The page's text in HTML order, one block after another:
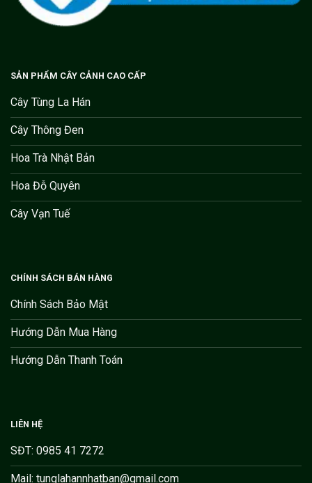
SẢN PHẨM CÂY CẢNH CAO CẤP
Cây Tùng La Hán
Cây Thông Đen
Hoa Trà Nhật Bản
Hoa Đỗ Quyên
Cây Vạn Tuế
CHÍNH SÁCH BÁN HÀNG
Chính Sách Bảo Mật
Hướng Dẫn Mua Hàng
Hướng Dẫn Thanh Toán
LIÊN HỆ
SĐT: 0985 41 7272
Mail: tunglahannhatban@gmail.com